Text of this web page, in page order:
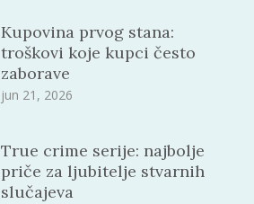
Kupovina prvog stana:
troškovi koje kupci često
zaborave
jun 21, 2026
True crime serije: najbolje
priče za ljubitelje stvarnih
slučajeva